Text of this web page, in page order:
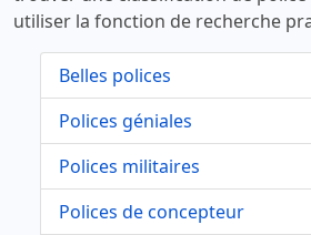
utiliser la fonction de recherche
Belles polices
Polices géniales
Polices militaires
Polices de concepteur